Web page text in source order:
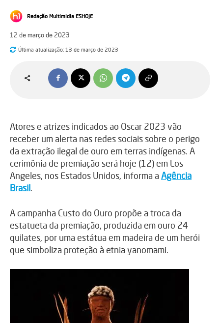
Redação Multimídia ESHOJE
12 de março de 2023
Última atualização: 13 de março de 2023
Atores e atrizes indicados ao Oscar 2023 vão
receber um alerta nas redes sociais sobre o perigo
da extração ilegal de ouro em terras indígenas. A
cerimônia de premiação será hoje (12) em Los
Angeles, nos Estados Unidos, informa aAgência
Brasil.
A campanha Custo do Ouro propõe a troca da
estatueta da premiação, produzida em ouro 24
quilates, por uma estátua em madeira de um herói
que simboliza proteção à etnia yanomami.